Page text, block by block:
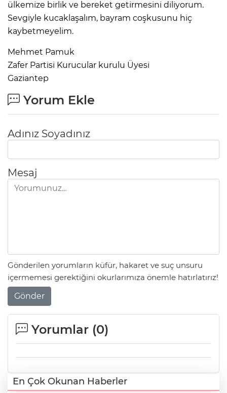
ülkemize birlik ve bereket getirmesini diliyorum.
Sevgiyle kucaklaşalım, bayram coşkusunu hiç
kaybetmeyelim.
Mehmet Pamuk
Zafer Partisi Kurucular kurulu Üyesi
Gaziantep
Yorum Ekle
Adınız Soyadınız
Mesaj
Gönderilen yorumların küfür, hakaret ve suç unsuru
içermemesi gerektiğini okurlarımıza önemle hatırlatırız!
Gönder
Yorumlar (0)
En Çok Okunan Haberler